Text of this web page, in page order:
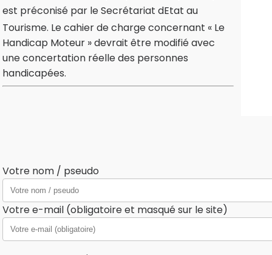
est préconisé par le Secrétariat dEtat au
Tourisme. Le cahier de charge concernant « Le
Handicap Moteur » devrait être modifié avec
une concertation réelle des personnes
handicapées.
Votre nom / pseudo
Votre e-mail (obligatoire et masqué sur le site)